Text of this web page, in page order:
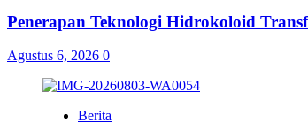
Penerapan Teknologi Hidrokoloid
Agustus 6, 2026 0
Berita